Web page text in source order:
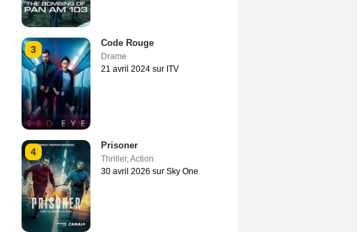
3
Code Rouge
Drame
21 avril 2024 sur ITV
4
Prisoner
Thriller,Action
30 avril 2026 sur Sky One